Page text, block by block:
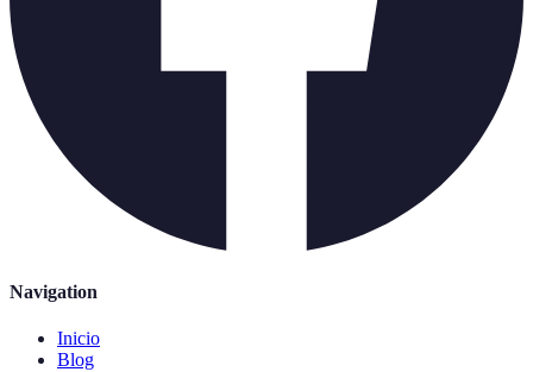
Navigation
Inicio
Blog